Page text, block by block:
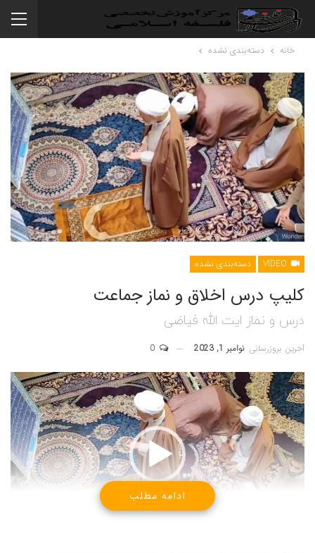
خانه دسته‌بندی نشده
دسته‌بندی نشده
کلیپ درس اخلاق و نماز جماعت
درس و نماز ایت الله فیاضی
آخرین بروزرسانی نوامبر 1, 2023
نمایشگر
ویدیو
ادامه مطلب